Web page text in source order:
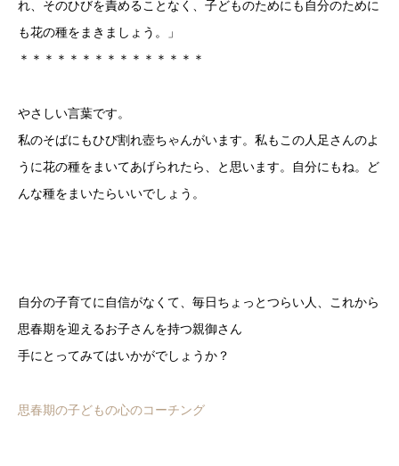
れ、そのひびを責めることなく、子どものためにも自分のために
も花の種をまきましょう。」
＊＊＊＊＊＊＊＊＊＊＊＊＊＊＊
やさしい言葉です。
私のそばにもひび割れ壺ちゃんがいます。私もこの人足さんのよ
うに花の種をまいてあげられたら、と思います。自分にもね。ど
んな種をまいたらいいでしょう。
自分の子育てに自信がなくて、毎日ちょっとつらい人、これから
思春期を迎えるお子さんを持つ親御さん
手にとってみてはいかがでしょうか？
思春期の子どもの心のコーチング